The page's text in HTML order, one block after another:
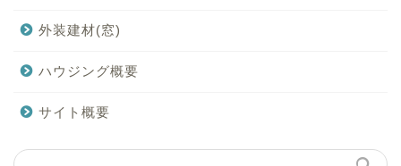
外装建材(窓)
ハウジング概要
サイト概要